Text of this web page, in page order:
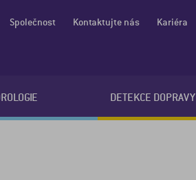
DETEKCE DOPRAVY
Společnost Kontaktujte nás Kariéra